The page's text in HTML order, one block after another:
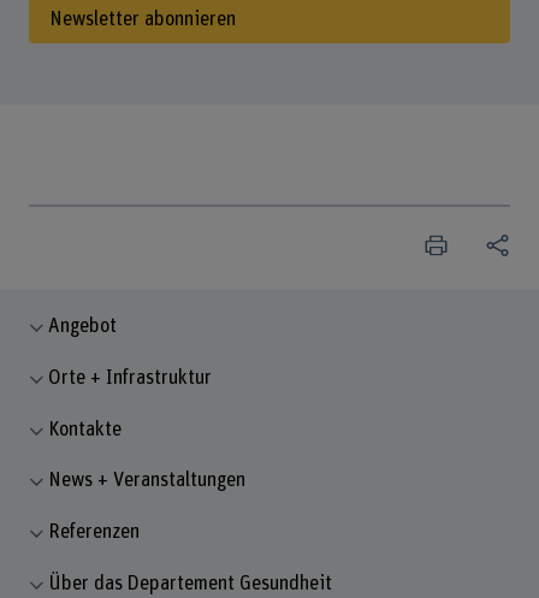
Newsletter abonnieren
Angebot
Orte + Infrastruktur
Kontakte
News + Veranstaltungen
Referenzen
Über das Departement Gesundheit